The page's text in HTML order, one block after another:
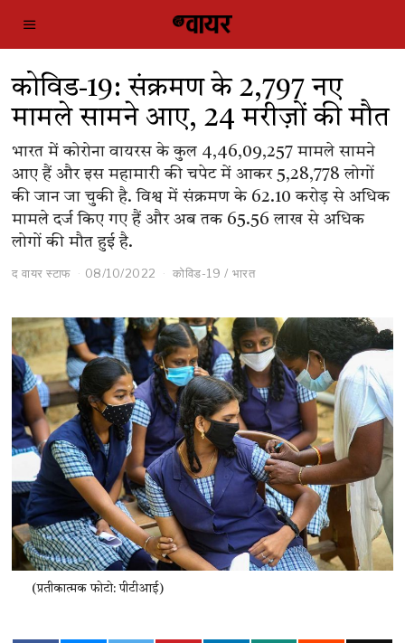
कोविड-19: संक्रमण के 2,797 नए
मामले सामने आए, 24 मरीज़ों की मौत
भारत में कोरोना वायरस के कुल 4,46,09,257 मामले सामने
आए हैं और इस महामारी की चपेट में आकर 5,28,778 लोगों
की जान जा चुकी है. विश्व में संक्रमण के 62.10 करोड़ से अधिक
मामले दर्ज किए गए हैं और अब तक 65.56 लाख से अधिक
लोगों की मौत हुई है.
द वायर स्टाफ 08/10/2022 कोविड-19 / भारत
(प्रतीकात्मक फोटो: पीटीआई)